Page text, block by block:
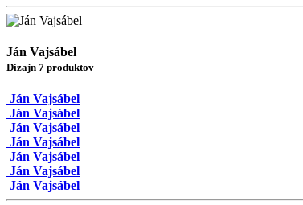
Ján Vajsábel
Dizajn 7 produktov
Ján Vajsábel
Ján Vajsábel
Ján Vajsábel
Ján Vajsábel
Ján Vajsábel
Ján Vajsábel
Ján Vajsábel